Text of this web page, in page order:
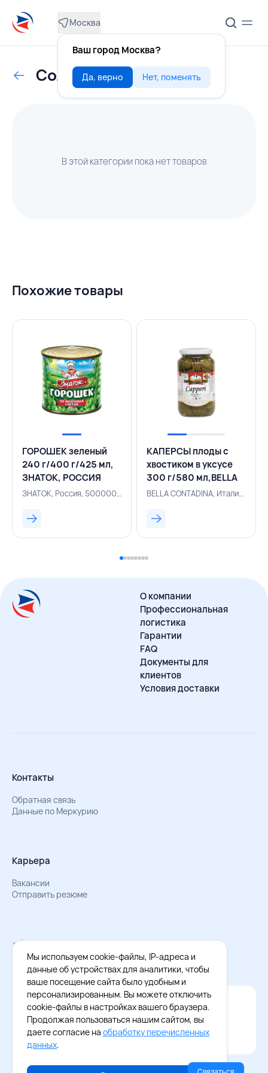
Москва
Ваш город Москва?
Да, верно Нет, поменять
Соленья
В этой категории пока нет товаров
Похожие товары
ГОРОШЕК зеленый
240 г/400 г/425 мл,
ЗНАТОК, РОССИЯ
ЗНАТОК, Россия, 500000664
КАПЕРСЫ плоды с
хвостиком в уксусе
300 г/580 мл,BELLA
CONTADINA,ИТАЛИЯBELLA CONTADINA, Италия, 154300825
О компании
Профессиональная
логистика
Гарантии
FAQ
Документы для
клиентов
Условия доставки
Контакты
Обратная связь
Данные по Меркурию
Карьера
Вакансии
Отправить резюме
Мы в Телеграм
Документы об обработке персональных данных
Охрана труда – результаты СОУТ
Официальное приложение Восток - Запад
Cкачайте бесплатное приложение
Мы используем cookie-файлы, IP-адреса и
данные об устройствах для аналитики, чтобы
ваше посещение сайта было удобным и
персонализированным. Вы можете отключить
cookie-файлы в настройках вашего браузера.
Продолжая пользоваться нашим сайтом, вы
даете согласие на обработку перечисленных
данных.